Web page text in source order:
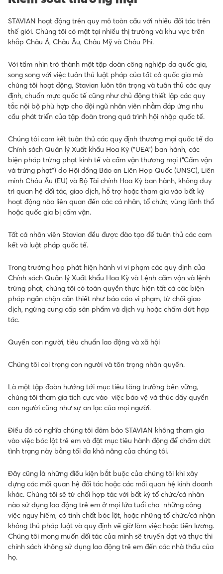
STAVIAN hoạt động trên quy mô toàn cầu với nhiều đối tác trên
thế giới. Chúng tôi có mặt tại nhiều thị trường và khu vực trên
khắp Châu Á, Châu Âu, Châu Mỹ và Châu Phi.
Với tầm nhìn trở thành một tập đoàn công nghiệp đa quốc gia,
song song với việc tuân thủ luật pháp của tất cả quốc gia mà
chúng tôi hoạt động, Stavian luôn tôn trọng và tuân thủ các quy
định, chuẩn mực quốc tế cũng như chủ động thiết lập các quy
tắc nội bộ phù hợp cho đội ngũ nhân viên nhằm đáp ứng nhu
cầu phát triển của tập đoàn trong quá trình hội nhập quốc tế.
Chúng tôi cam kết tuân thủ các quy định thương mại quốc tế do
Chính sách Quản lý Xuất khẩu Hoa Kỳ (“UEA”) ban hành, các
biện pháp trừng phạt kinh tế và cấm vận thương mại (“Cấm vận
và trừng phạt”) do Hội đồng Bảo an Liên Hợp Quốc (UNSC), Liên
minh Châu Âu (EU) và Bộ Tài chính Hoa Kỳ ban hành, không duy
trì quan hệ đối tác, giao dịch, hỗ trợ hoặc tham gia vào bất kỳ
hoạt động nào liên quan đến các cá nhân, tổ chức, vùng lãnh thổ
hoặc quốc gia bị cấm vận.
Tất cả nhân viên Stavian đều được đào tạo để tuân thủ các cam
kết và luật pháp quốc tế.
Trong trường hợp phát hiện hành vi vi phạm các quy định của
Chính sách Quản lý Xuất khẩu Hoa Kỳ và Lệnh cấm vận và lệnh
trừng phạt, chúng tôi có toàn quyền thực hiện tất cả các biện
pháp ngăn chặn cần thiết như báo cáo vi phạm, từ chối giao
dịch, ngừng cung cấp sản phẩm và dịch vụ hoặc chấm dứt hợp
tác.
Quyền con người, tiêu chuẩn lao động và xã hội
Chúng tôi coi trọng con người và tôn trọng nhân quyền.
Là một tập đoàn hướng tới mục tiêu tăng trưởng bền vững,
chúng tôi tham gia tích cực vào việc bảo vệ và thúc đẩy quyền
con người cũng như sự an lạc của mọi người.
Điều đó có nghĩa chúng tôi đảm bảo STAVIAN không tham gia
vào việc bóc lột trẻ em và đặt mục tiêu hành động để chấm dứt
tình trạng này bằng tối đa khả năng của chúng tôi.
Đây cũng là những điều kiện bắt buộc của chúng tôi khi xây
dựng các mối quan hệ đối tác hoặc các mối quan hệ kinh doanh
khác. Chúng tôi sẽ từ chối hợp tác với bất kỳ tổ chức/cá nhân
nào sử dụng lao động trẻ em ở mọi lứa tuổi cho những công
việc nguy hiểm, có tính chất bóc lột, hoặc những tổ chức/cá nhận
không thủ pháp luật và quy định về giờ làm việc hoặc tiền lương.
Chúng tôi mong muốn đối tác của mình sẽ truyền đạt và thực thi
chính sách không sử dụng lao động trẻ em đến các nhà thầu của
họ.